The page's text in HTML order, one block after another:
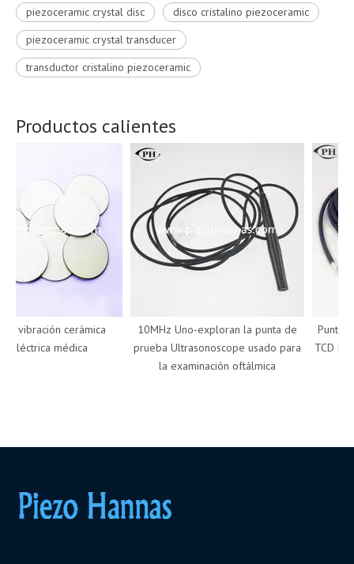
piezoceramic crystal disc
disco cristalino piezoceramic
piezoceramic crystal transducer
transductor cristalino piezoceramic
Productos calientes
vibración cerámica
médica
10MHz Uno-exploran la punta de
prueba Ultrasonoscope usado para
la examinación oftálmica
Punta
TCD